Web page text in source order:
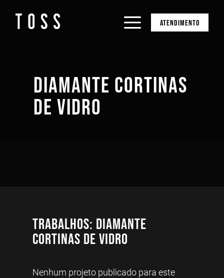
ATENDIMENTO
DIAMANTE CORTINAS
DE VIDRO
Trabalhos: Diamante
Cortinas de Vidro
Nenhum projeto publicado para este